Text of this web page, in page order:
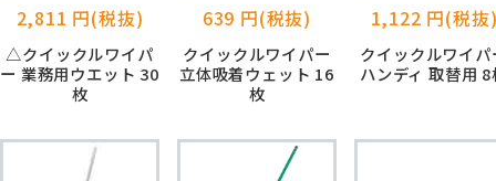
2,811 円(税抜)
△クイックルワイパ
ー 業務用ウエット 30
枚
639 円(税抜)
クイックルワイパー
立体吸着ウェット 16
枚
1,122 円(税抜
クイックルワイパ
ハンディ 取替用 8